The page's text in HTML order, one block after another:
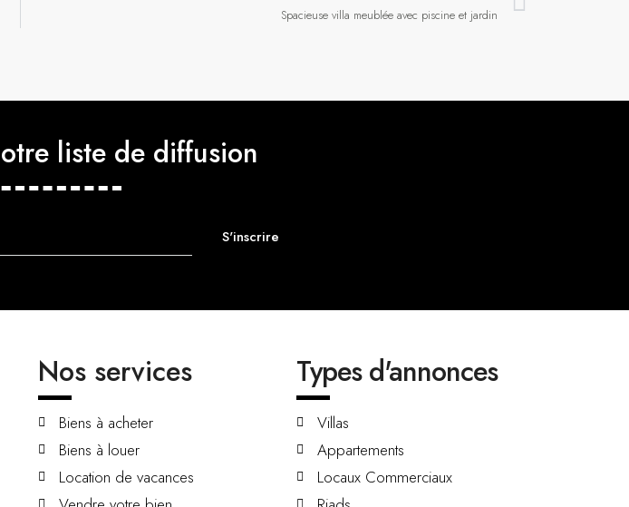
Spacieuse villa meublée avec piscine et jardin
liste de diffusion
S'inscrire
Nos services
Biens à acheter
Biens à louer
Location de vacances
Types d'annonces
Villas
Appartements
Locaux Commerciaux